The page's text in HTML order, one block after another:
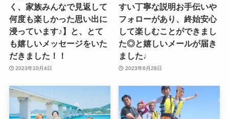
く、家族みんなで見返して
何度も楽しかった思い出に
浸っています♪】と、とて
も嬉しいメッセージをいた
だきました！！
2023年10月4日
すい丁寧な説明お手伝いや
フォローがあり、終始安心
して楽しむことができまし
た◎と嬉しいメールが届き
ました♩
2023年6月28日